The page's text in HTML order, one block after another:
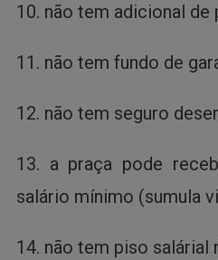
10. não tem adicional de
11. não tem fundo de
12. não tem seguro
13. a praça pode
salário mínimo (sumula
14. não tem piso salárial